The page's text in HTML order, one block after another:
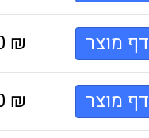
₪ דף מוצר
₪ דף מוצר